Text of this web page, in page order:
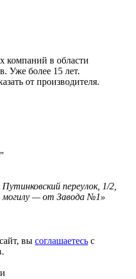
компаний в области
Уже более 15 лет.
от производителя.
переулок, 1/2,
могилу — от Завода №1»
вы соглашаетесь с